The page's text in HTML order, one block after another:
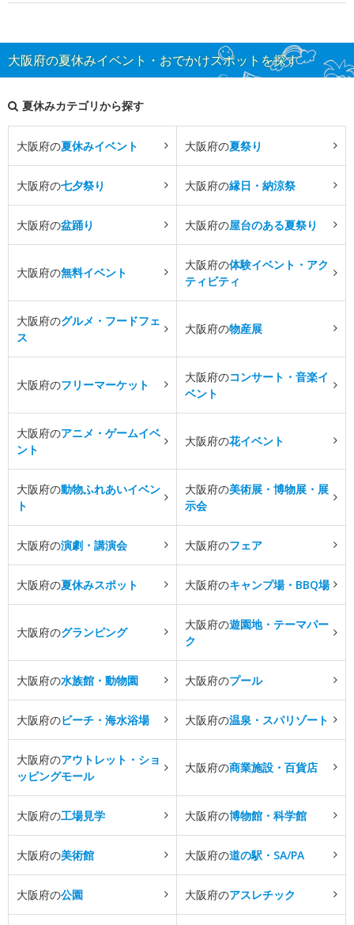
大阪府の夏休みイベント・おでかけスポットを探す
夏休みカテゴリから探す
大阪府の夏休みイベント 大阪府の夏祭り
大阪府の七夕祭り 大阪府の縁日・納涼祭
大阪府の盆踊り 大阪府の屋台のある夏祭り
大阪府の無料イベント
大阪府の体験イベント・アク
ティビティ
大阪府のグルメ・フードフェ
ス
大阪府の物産展
大阪府のフリーマーケット
大阪府のコンサート・音楽イ
ベント
大阪府のアニメ・ゲームイベ
ント
大阪府の花イベント
大阪府の動物ふれあいイベン
ト
大阪府の美術展・博物展・展
示会
大阪府の演劇・講演会 大阪府のフェア
大阪府の夏休みスポット 大阪府のキャンプ場・BBQ場
大阪府のグランピング
大阪府の遊園地・テーマパー
ク
大阪府の水族館・動物園 大阪府のプール
大阪府のビーチ・海水浴場 大阪府の温泉・スパリゾート
大阪府のアウトレット・ショ
ッピングモール
大阪府の商業施設・百貨店
大阪府の工場見学 大阪府の博物館・科学館
大阪府の美術館 大阪府の道の駅・SA/PA
大阪府の公園 大阪府のアスレチック